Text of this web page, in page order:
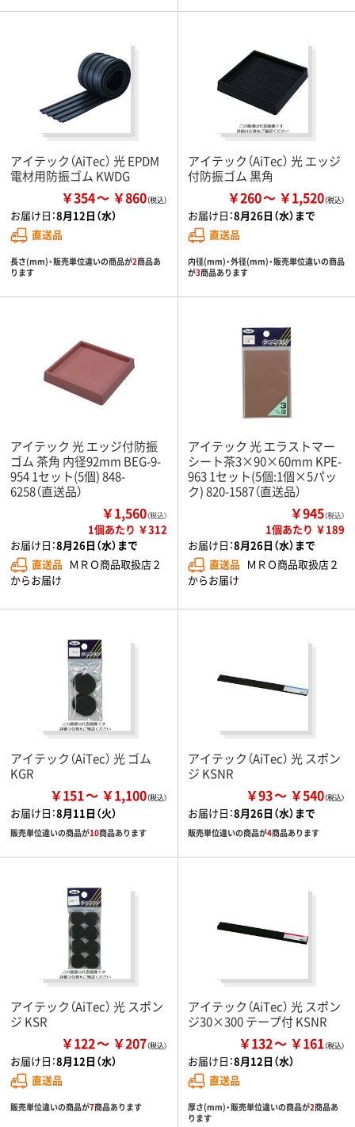
アイテック（AiTec） 光 EPDM
電材用防振ゴム KWDG
￥354 ￥860
お届け日：8月12日（水）
直送品
長さ(mm)・販売単位違いの商品が2商品あ
ります
アイテック（AiTec） 光 エッジ
付防振ゴム 黒角
￥260 ￥1,520
お届け日：8月26日（水）まで
直送品
内径(mm)・外径(mm)・販売単位違いの商品
が3商品あります
アイテック 光 エッジ付防振
ゴム 茶角 内径92mm BEG-9-
954 1セット(5個) 848-
6258（直送品）
￥1,560（税込）
1個あたり ￥312
お届け日：8月26日（水）まで
直送品 ＭＲＯ商品取扱店２
からお届け
アイテック 光 エラストマー
シート茶3×90×60mm KPE-
963 1セット(5個:1個×5パッ
ク) 820-1587（直送品）
￥945（税込）
1個あたり ￥189
お届け日：8月26日（水）まで
直送品 ＭＲＯ商品取扱店２
からお届け
アイテック（AiTec） 光 ゴム
KGR
￥151 ￥1,100
お届け日：8月11日（火）
販売単位違いの商品が10商品あります
アイテック（AiTec） 光 スポン
ジ KSNR
￥93 ￥540
お届け日：8月26日（水）まで
販売単位違いの商品が4商品あります
アイテック（AiTec） 光 スポン
ジ KSR
￥122 ￥207
お届け日：8月12日（水）
直送品
販売単位違いの商品が7商品あります
アイテック（AiTec） 光 スポン
ジ30×300 テープ付 KSNR
￥132 ￥161
お届け日：8月12日（水）
直送品
厚さ(mm)・販売単位違いの商品が2商品あ
ります